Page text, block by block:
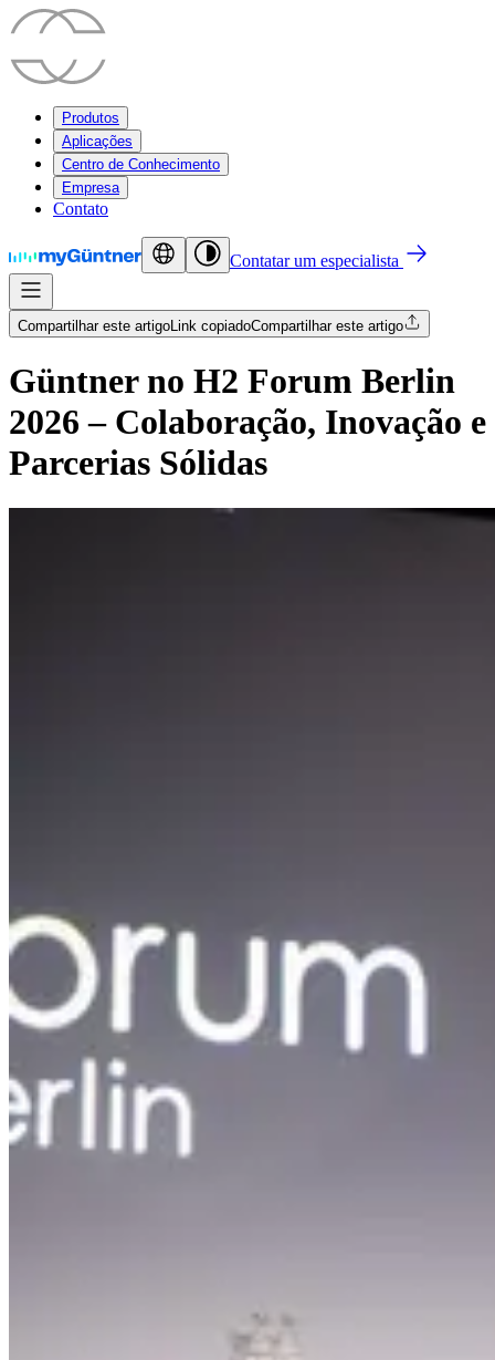
Produtos
Aplicações
Centro de Conhecimento
Empresa
Contato
Contatar um especialista
Compartilhar este artigoLink copiadoCompartilhar este artigo
Güntner no H2 Forum Berlin
2026 – Colaboração, Inovação e
Parcerias Sólidas